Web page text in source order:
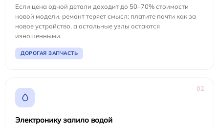
Если цена одной детали доходит до 50–70% стоимости
новой модели, ремонт теряет смысл: платите почти как за
новое устройство, а остальные узлы остаются
изношенными.
ДОРОГАЯ ЗАПЧАСТЬ
02
Электронику залило водой